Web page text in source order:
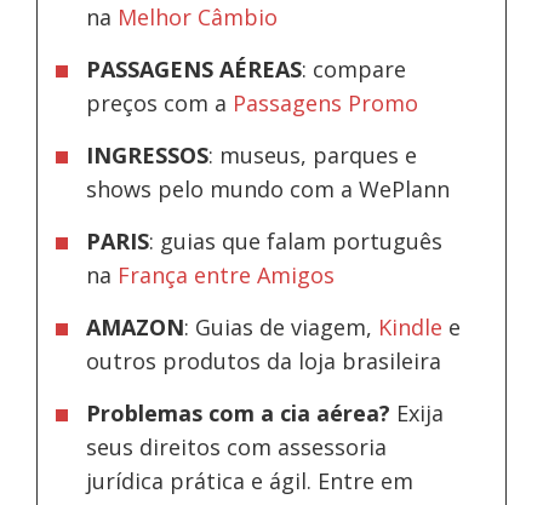
na Melhor Câmbio
PASSAGENS AÉREAS: compare
preços com a Passagens Promo
INGRESSOS: museus, parques e
shows pelo mundo com a WePlann
PARIS: guias que falam português
na França entre Amigos
AMAZON: Guias de viagem, Kindle e
outros produtos da loja brasileira
Problemas com a cia aérea? Exija
seus direitos com assessoria
jurídica prática e ágil. Entre em